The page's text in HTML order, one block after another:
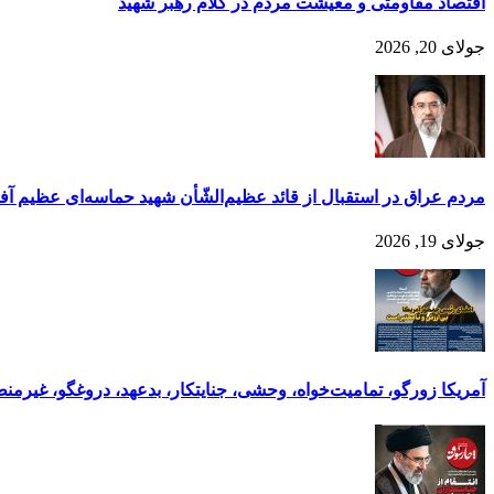
جولای 20, 2026
مردم عراق در استقبال از قائد عظیم‌الشّأن شهید حماسه‌ای عظیم
جولای 19, 2026
آمر‌یکا زورگو، تمامیت‌خواه، وحشی‌، جنایتکار، بدعهد، دروغگو،